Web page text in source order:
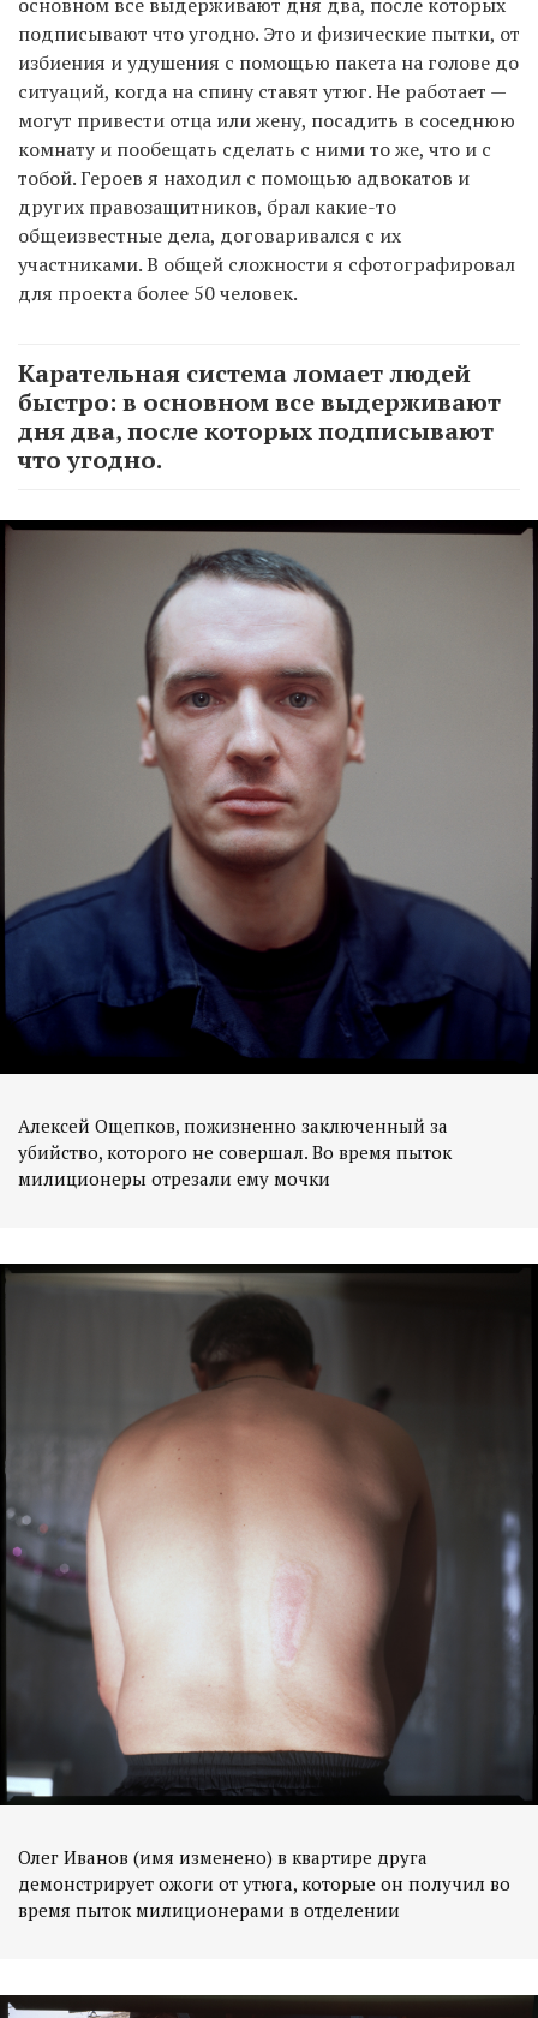
подписывают что угодно. Это и физические пытки, от
избиения и удушения с помощью пакета на голове до
ситуаций, когда на спину ставят утюг. Не работает —
могут привести отца или жену, посадить в соседнюю
комнату и пообещать сделать с ними то же, что и с
тобой. Героев я находил с помощью адвокатов и
других правозащитников, брал какие-то
общеизвестные дела, договаривался с их
участниками. В общей сложности я сфотографировал
для проекта более 50 человек.
Карательная система ломает людей
быстро: в основном все выдерживают
дня два, после которых подписывают
что угодно.
Алексей Ощепков, пожизненно заключенный за
убийство, которого не совершал. Во время пыток
милиционеры отрезали ему мочки
Олег Иванов (имя изменено) в квартире друга
демонстрирует ожоги от утюга, которые он получил во
время пыток милиционерами в отделении